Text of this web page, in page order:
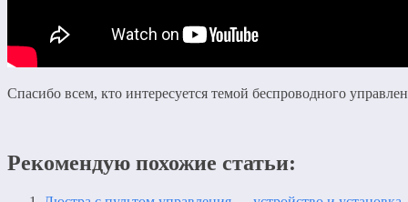
Спасибо всем, кто интересуется темой беспроводного
Рекомендую похожие статьи: